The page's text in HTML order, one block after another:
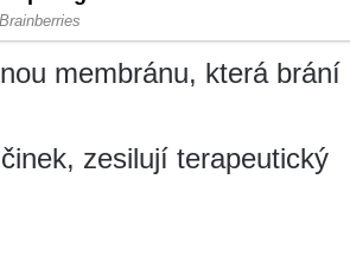
membránu, která brání
zesilují terapeutický